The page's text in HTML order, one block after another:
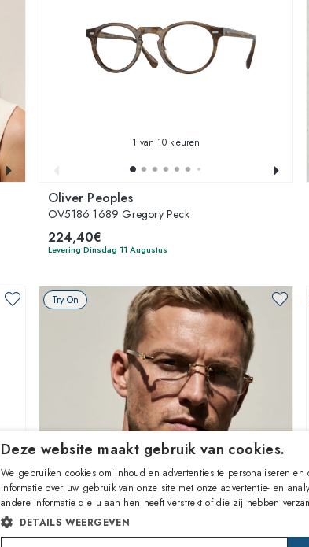
1 van 10 kleuren
Oliver Peoples
OV5186 1689 Gregory Peck
224,40€
Levering Dinsdag 11 Augustus
Try On
Deze website maakt gebruik van cookies.
We gebruiken cookies om inhoud en advertenties te personaliseren
informatie over uw gebruik van onze site met onze advertentie- en
andere informatie die u aan hen heeft verstrekt of die zij hebben
DETAILS WEERGEVEN